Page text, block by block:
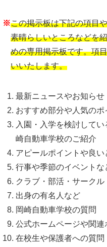
※この掲示板は下記の項目
素晴らしいところなどを
めの専用掲示板です。項
いいたします。
最新ニュースやお知らせ
おすすめ部分や人気のポ
入園・入学を検討して
崎自動車学校のご紹介
アピールポイントや良い
行事や季節のイベントな
クラブ・部活・サーク
出身の有名人など
岡崎自動車学校の質問
公式ホームページや関
在校生や保護者への質問